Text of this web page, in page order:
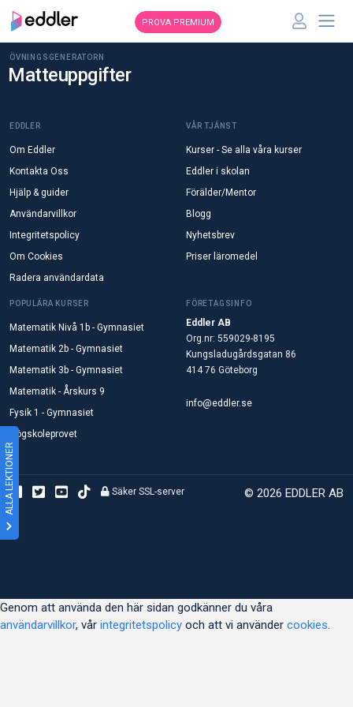
ALLA LEKTIONER
PROVA PREMIUM
ÖVNINGSGENERATORN
Matteuppgifter
EDDLER
Om Eddler
Kontakta Oss
Hjälp & guider
Användarvillkor
Integritetspolicy
Om Cookies
Radera användardata
VÅR TJÄNST
Kurser - Se alla våra kurser
Eddler i skolan
Förälder/Mentor
Blogg
Nyhetsbrev
Priser läromedel
POPULÄRA KURSER
Matematik Nivå 1b - Gymnasiet
Matematik 2b - Gymnasiet
Matematik 3b - Gymnasiet
Matematik - Årskurs 9
Fysik 1 - Gymnasiet
Högskoleprovet
FÖRETAGSINFO
Eddler AB
Org.nr: 559029-8195
Kungsladugårdsgatan 86
414 76 Göteborg
info@eddler.se
© 2026 EDDLER AB
Säker SSL-server
Genom att använda den här sidan godkänner du våra
användarvillkor, vår integritetspolicy och att vi använder cookies.